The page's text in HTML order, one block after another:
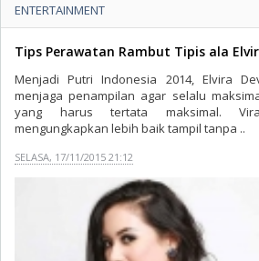
ENTERTAINMENT
Tips Perawatan Rambut Tipis ala
Menjadi Putri Indonesia 2014, Elvira
menjaga penampilan agar selalu
yang harus tertata maksimal.
mengungkapkan lebih baik tampil tanpa ..
SELASA, 17/11/2015 21:12